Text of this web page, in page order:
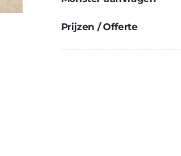
Prijzen / Offerte